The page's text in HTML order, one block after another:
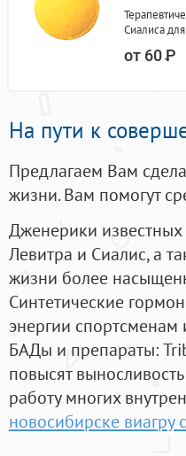
Сиалиса
от 60Р
На пути к
Предлагаем Вам
жизни. Вам помогут
Дженерики
Левитра и Сиалис, а
жизни более
Синтетические
энергии
БАДы и препараты:
повысят
работу многих
новосибирске виагру